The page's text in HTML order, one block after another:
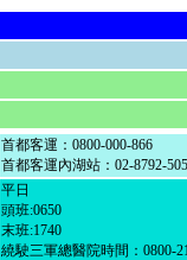
首都客運：0800-000-866
首都客運內湖站：02-8792-
平日
頭班:0650
末班:1740
繞駛三軍總醫院時間：0800-